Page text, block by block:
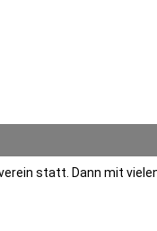
statt. Dann mit